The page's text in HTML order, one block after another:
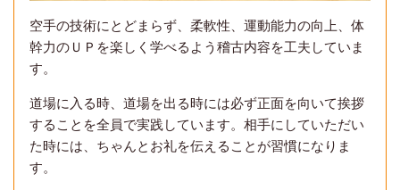
空手の技術にとどまらず、柔軟性、運動能力の向上、体
幹力のＵＰを楽しく学べるよう稽古内容を工夫していま
す。
道場に入る時、道場を出る時には必ず正面を向いて挨拶
することを全員で実践しています。相手にしていただい
た時には、ちゃんとお礼を伝えることが習慣になりま
す。